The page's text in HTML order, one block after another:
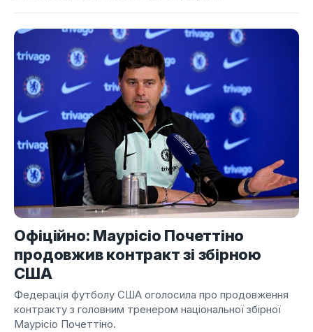
Офіційно: Маурісіо Почеттіно
продовжив контракт зі збірною
США
Федерація футболу США оголосила про продовження
контракту з головним тренером національної збірної
Маурісіо Почеттіно.